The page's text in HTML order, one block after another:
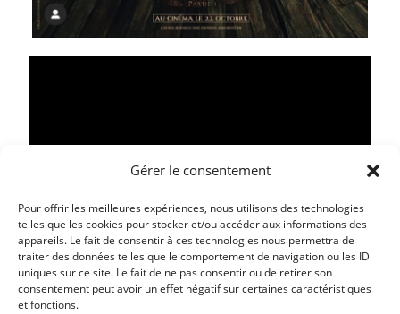
Gérer le consentement
Pour offrir les meilleures expériences, nous utilisons des technologies
telles que les cookies pour stocker et/ou accéder aux informations des
appareils. Le fait de consentir à ces technologies nous permettra de
traiter des données telles que le comportement de navigation ou les ID
uniques sur ce site. Le fait de ne pas consentir ou de retirer son
consentement peut avoir un effet négatif sur certaines caractéristiques
et fonctions.
Article précédent
LE CAMÉO : SEMAINE DU 05 AU 18 NOVEMBRE 2025 –